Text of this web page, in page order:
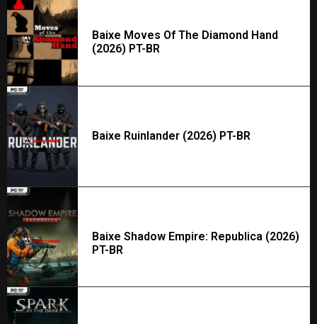
Baixe Moves Of The Diamond Hand
(2026) PT-BR
Baixe Ruinlander (2026) PT-BR
Baixe Shadow Empire: Republica (2026)
PT-BR